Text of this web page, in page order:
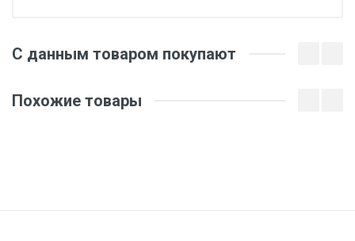
Оставить отзыв о товаре
С данным товаром покупают
Похожие товары